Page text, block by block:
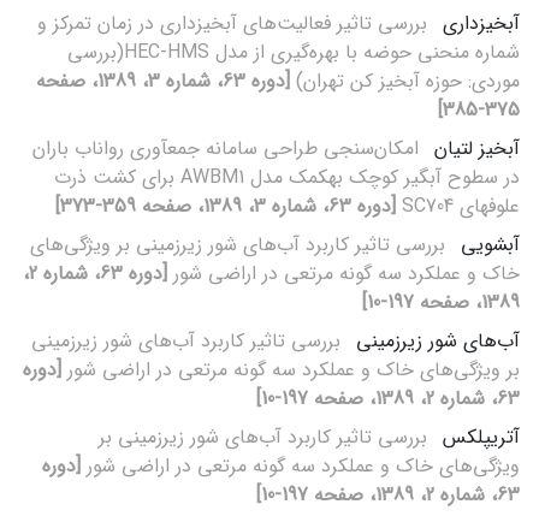
آبخیزداری بررسی تاثیر فعالیت‌های آبخیزداری در زمان تمرکز و
شماره منحنی حوضه با بهره‌گیری از مدل HEC-HMS(بررسی
موردی: حوزه آبخیز کن تهران)
[دوره 63، شماره 3، 1389، صفحه
375-385]
آبخیز لتیان
امکان‌سنجی طراحی سامانه جمع‎آوری رواناب باران
در سطوح آبگیر کوچک به‎کمک مدل AWBM1 برای کشت ذرت
علوفه‎ای SC704
[دوره 63، شماره 3، 1389، صفحه 359-373]
آبشویی بررسی تاثیر کاربرد آب‌های شور زیر‌زمینی بر ویژگی‌های
خاک و عملکرد سه گونه مرتعی در اراضی شور
[دوره 63، شماره 2،
1389، صفحه 197-10]
آب‌های شور زیر‌زمینی بررسی تاثیر کاربرد آب‌های شور زیر‌زمینی
بر ویژگی‌های خاک و عملکرد سه گونه مرتعی در اراضی شور [دوره
63، شماره 2، 1389، صفحه 197-10]
آتریپلکس بررسی تاثیر کاربرد آب‌های شور زیر‌زمینی بر
ویژگی‌های خاک و عملکرد سه گونه مرتعی در اراضی شور [دوره
63، شماره 2، 1389، صفحه 197-10]